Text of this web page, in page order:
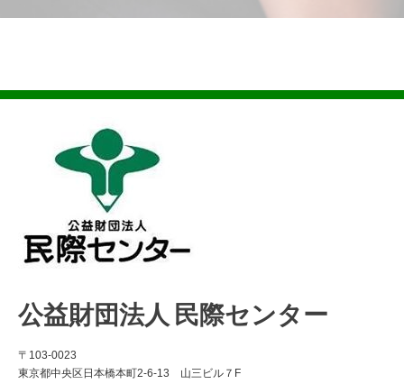
公益財団法人 民際センター
〒103-0023
東京都中央区日本橋本町2-6-13 山三ビル７F